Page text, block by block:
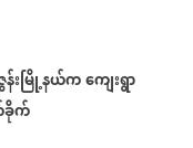
ဇွန်းမြို့နယ်ကကျေးရွာ
ခိုက်